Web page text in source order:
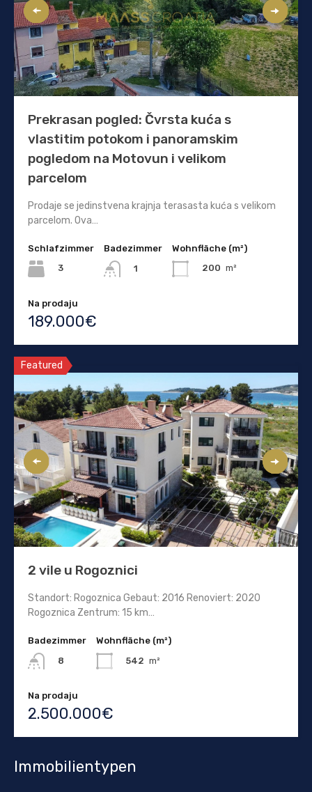
Prekrasan pogled: Čvrsta kuća s
vlastitim potokom i panoramskim
pogledom na Motovun i velikom
parcelom
Prodaje se jedinstvena krajnja terasasta kuća s velikom
parcelom. Ova…
Schlafzimmer
3
Badezimmer
1
Wohnfläche (m²)
200 m²
Na prodaju
189.000€
Featured
2 vile u Rogoznici
Standort: Rogoznica Gebaut: 2016 Renoviert: 2020
Rogoznica Zentrum: 15 km…
Badezimmer
8
Wohnfläche (m²)
542 m²
Na prodaju
2.500.000€
Immobilientypen